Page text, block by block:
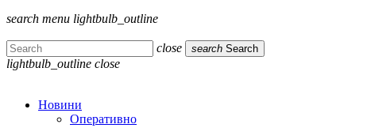
search menu lightbulb_outline
close search Search
lightbulb_outline close
Новини
Оперативно